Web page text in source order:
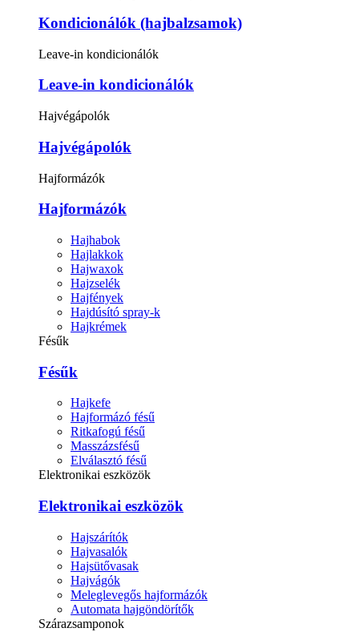
Kondicionálók (hajbalzsamok)
Leave-in kondicionálók
Leave-in kondicionálók
Hajvégápolók
Hajvégápolók
Hajformázók
Hajformázók
Hajhabok
Hajlakkok
Hajwaxok
Hajzselék
Hajfények
Hajdúsító spray-k
Hajkrémek
Fésűk
Fésűk
Hajkefe
Hajformázó fésű
Ritkafogú fésű
Masszázsfésű
Elválasztó fésű
Elektronikai eszközök
Elektronikai eszközök
Hajszárítók
Hajvasalók
Hajsütővasak
Hajvágók
Meleglevegős hajformázók
Automata hajgöndörítők
Szárazsamponok